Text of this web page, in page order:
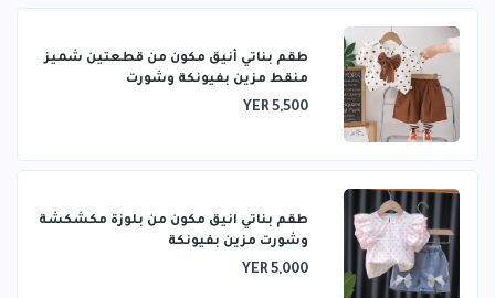
طقم بناتي أنيق مكون من قطعتين شميز
منقط مزين بفيونكة وشورت
YER 5,500
طقم بناتي انيق مكون من بلوزة مكشكشة
وشورت مزين بفيونكة
YER 5,000